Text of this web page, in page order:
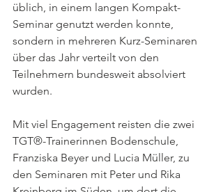
üblich, in einem langen Kompakt-
Seminar genutzt werden konnte,
sondern in mehreren Kurz-Seminaren
über das Jahr verteilt von den
Teilnehmern bundesweit absolviert
wurden.
Mit viel Engagement reisten die zwei
TGT®-Trainerinnen Bodenschule,
Franziska Beyer und Lucia Müller, zu
den Seminaren mit Peter und Rika